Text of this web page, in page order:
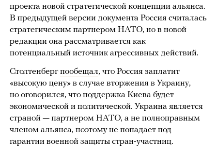
проекта новой стратегической концепции альянса.
В предыдущей версии документа Россия считалась
стратегическим партнером НАТО, но в новой
редакции она рассматривается как
потенциальный источник агрессивных действий.
Столтенбергпообещал, что Россия заплатит
«высокую цену» в случае вторжения в Украину,
но оговорился, что поддержка Киева будет
экономической и политической. Украина является
страной — партнером НАТО, а не полноправным
членом альянса, поэтому не попадает под
гарантии военной защиты стран-участниц.